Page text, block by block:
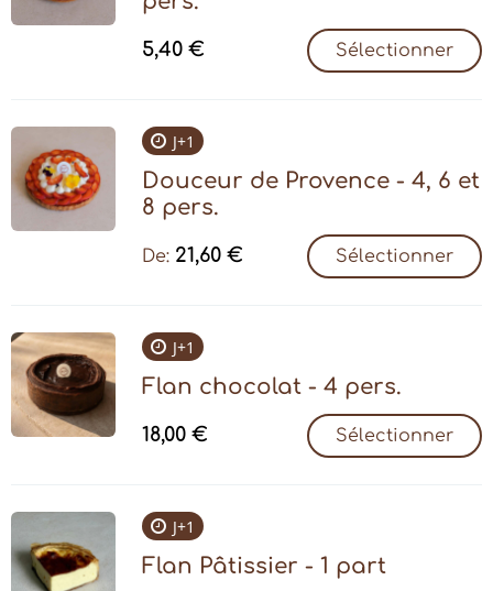
5,40 € Sélectionner
J+1
Douceur de Provence - 4, 6 et
8 pers.
De: 21,60 € Sélectionner
J+1
Flan chocolat - 4 pers.
18,00 € Sélectionner
J+1
Flan Pâtissier - 1 part